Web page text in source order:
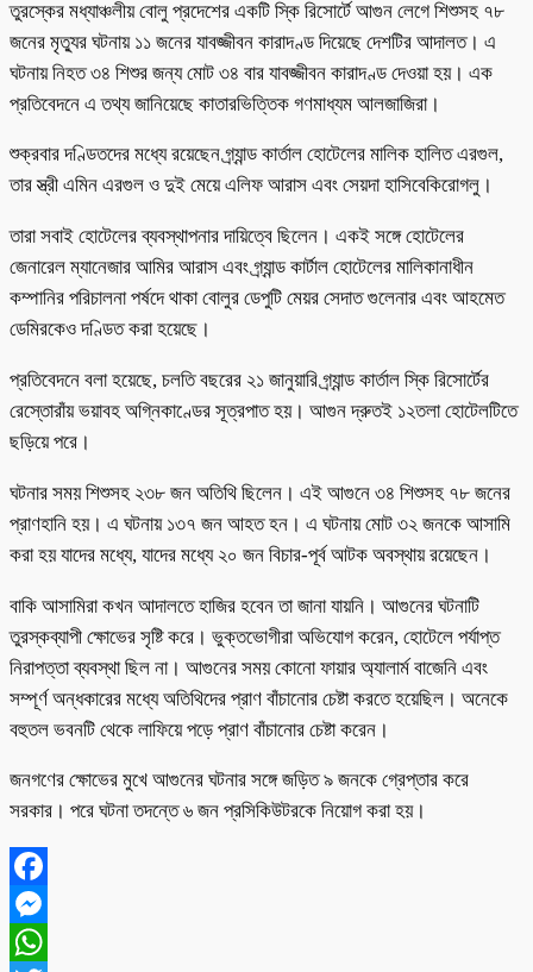
তুরস্কের মধ্যাঞ্চলীয় বোলু প্রদেশের একটি স্কি রিসোর্টে আগুন লেগে শিশুসহ ৭৮
জনের মৃত্যুর ঘটনায় ১১ জনের যাবজ্জীবন কারাদণ্ড দিয়েছে দেশটির আদালত। এ
ঘটনায় নিহত ৩৪ শিশুর জন্য মোট ৩৪ বার যাবজ্জীবন কারাদণ্ড দেওয়া হয়। এক
প্রতিবেদনে এ তথ্য জানিয়েছে কাতারভিত্তিক গণমাধ্যম আলজাজিরা।
শুক্রবার দণ্ডিতদের মধ্যে রয়েছেন গ্র্যান্ড কার্তাল হোটেলের মালিক হালিত এরগুল,
তার স্ত্রী এমিন এরগুল ও দুই মেয়ে এলিফ আরাস এবং সেয়দা হাসিবেকিরোগলু।
তারা সবাই হোটেলের ব্যবস্থাপনার দায়িত্বে ছিলেন। একই সঙ্গে হোটেলের
জেনারেল ম্যানেজার আমির আরাস এবং গ্র্যান্ড কার্টাল হোটেলের মালিকানাধীন
কম্পানির পরিচালনা পর্ষদে থাকা বোলুর ডেপুটি মেয়র সেদাত গুলেনার এবং আহমেত
ডেমিরকেও দণ্ডিত করা হয়েছে।
প্রতিবেদনে বলা হয়েছে, চলতি বছরের ২১ জানুয়ারি গ্র্যান্ড কার্তাল স্কি রিসোর্টের
রেস্তোরাঁয় ভয়াবহ অগ্নিকাণ্ডের সূত্রপাত হয়। আগুন দ্রুতই ১২তলা হোটেলটিতে
ছড়িয়ে পরে।
ঘটনার সময় শিশুসহ ২৩৮ জন অতিথি ছিলেন। এই আগুনে ৩৪ শিশুসহ ৭৮ জনের
প্রাণহানি হয়। এ ঘটনায় ১৩৭ জন আহত হন। এ ঘটনায় মোট ৩২ জনকে আসামি
করা হয় যাদের মধ্যে, যাদের মধ্যে ২০ জন বিচার-পূর্ব আটক অবস্থায় রয়েছেন।
বাকি আসামিরা কখন আদালতে হাজির হবেন তা জানা যায়নি। আগুনের ঘটনাটি
তুরস্কব্যাপী ক্ষোভের সৃষ্টি করে। ভুক্তভোগীরা অভিযোগ করেন, হোটেলে পর্যাপ্ত
নিরাপত্তা ব্যবস্থা ছিল না। আগুনের সময় কোনো ফায়ার অ্যালার্ম বাজেনি এবং
সম্পূর্ণ অন্ধকারের মধ্যে অতিথিদের প্রাণ বাঁচানোর চেষ্টা করতে হয়েছিল। অনেকে
বহুতল ভবনটি থেকে লাফিয়ে পড়ে প্রাণ বাঁচানোর চেষ্টা করেন।
জনগণের ক্ষোভের মুখে আগুনের ঘটনার সঙ্গে জড়িত ৯ জনকে গ্রেপ্তার করে
সরকার। পরে ঘটনা তদন্তে ৬ জন প্রসিকিউটরকে নিয়োগ করা হয়।
Facebook
Messenger